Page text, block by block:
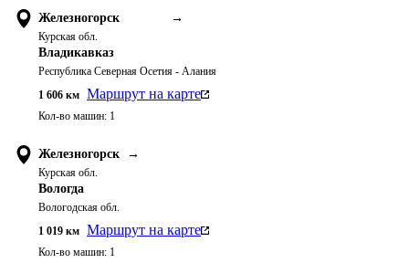
Железногорск →
Курская обл.
Владикавказ
Республика Северная Осетия - Алания
1 606 км Маршрут на карте
Кол-во машин: 1
Железногорск →
Курская обл.
Вологда
Вологодская обл.
1 019 км Маршрут на карте
Кол-во машин: 1